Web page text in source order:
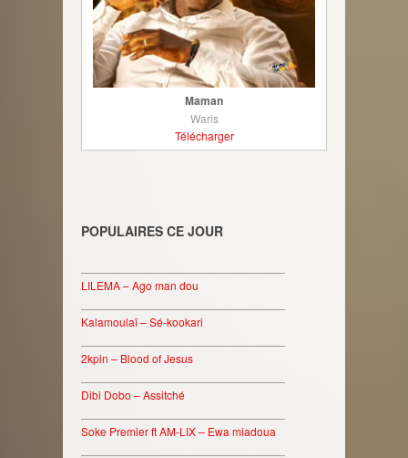
Maman
Waris
Télécharger
POPULAIRES CE JOUR
LILEMA – Ago man dou
Kalamoulaï – Sé-kookari
2kpin – Blood of Jesus
Dibi Dobo – Assitché
Soke Premier ft AM-LIX – Ewa miadoua